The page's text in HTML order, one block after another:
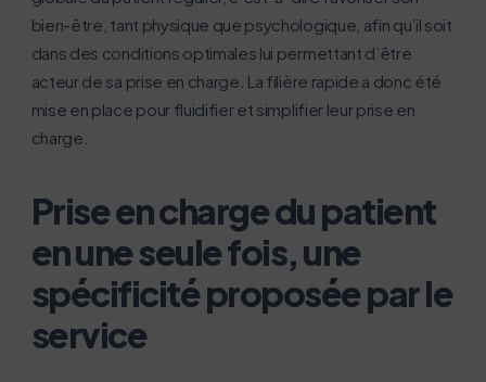
bien-être, tant physique que psychologique, afin qu’il soit
dans des conditions optimales lui permettant d’être
acteur de sa prise en charge. La filière rapide a donc été
mise en place pour fluidifier et simplifier leur prise en
charge.
Prise en charge du patient
en une seule fois, une
spécificité proposée par le
service